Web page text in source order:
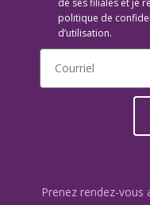
politique de
d’utilisation.
Prenez rendez-vous